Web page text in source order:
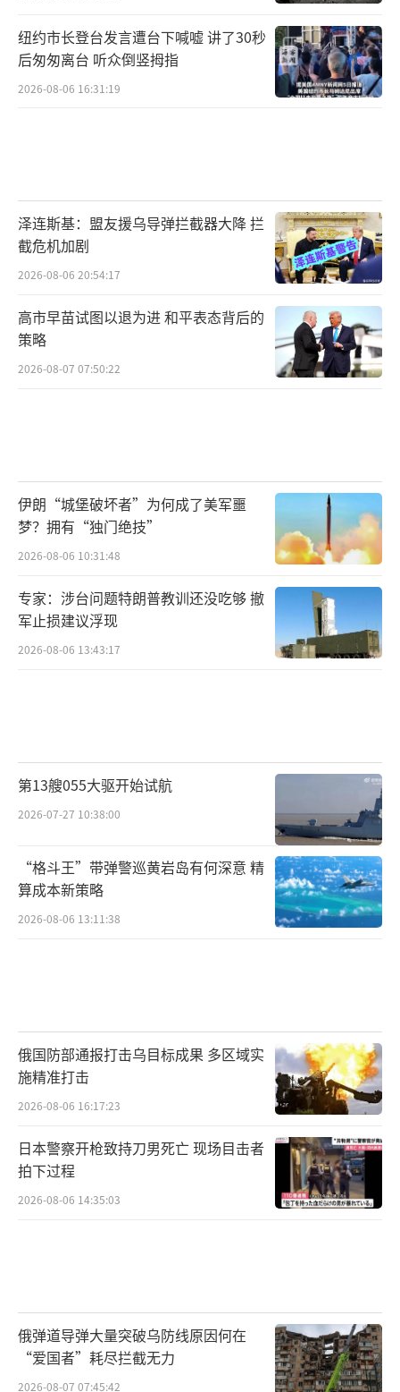
纽约市长登台发言遭台下喊嘘 讲了30秒
后匆匆离台 听众倒竖拇指
2026-08-06 16:31:19
泽连斯基：盟友援乌导弹拦截器大降 拦
截危机加剧
2026-08-06 20:54:17
高市早苗试图以退为进 和平表态背后的
策略
2026-08-07 07:50:22
伊朗“城堡破坏者”为何成了美军噩
梦？拥有“独门绝技”
2026-08-06 10:31:48
专家：涉台问题特朗普教训还没吃够 撤
军止损建议浮现
2026-08-06 13:43:17
第13艘055大驱开始试航
2026-07-27 10:38:00
“格斗王”带弹警巡黄岩岛有何深意 精
算成本新策略
2026-08-06 13:11:38
俄国防部通报打击乌目标成果 多区域实
施精准打击
2026-08-06 16:17:23
日本警察开枪致持刀男死亡 现场目击者
拍下过程
2026-08-06 14:35:03
俄弹道导弹大量突破乌防线原因何在
“爱国者”耗尽拦截无力
2026-08-07 07:45:42